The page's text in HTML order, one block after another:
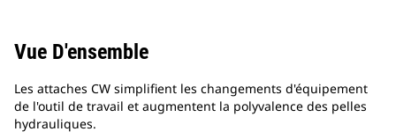
Vue D'ensemble
Les attaches CW simplifient les changements d'équipement
de l'outil de travail et augmentent la polyvalence des pelles
hydrauliques.